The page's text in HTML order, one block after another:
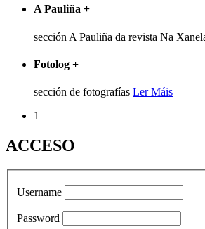
A Pauliña +
sección A Pauliña da revista Na
Fotolog +
sección de fotografías Ler Máis
1
ACCESO
Username
Password